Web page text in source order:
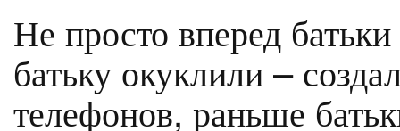
Не просто вперед
батьку окуклили –
телефонов, раньше